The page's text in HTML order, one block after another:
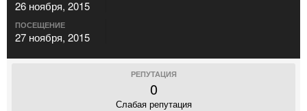
26 ноября, 2015
ПОСЕЩЕНИЕ
27 ноября, 2015
РЕПУТАЦИЯ
0
Слабая репутация